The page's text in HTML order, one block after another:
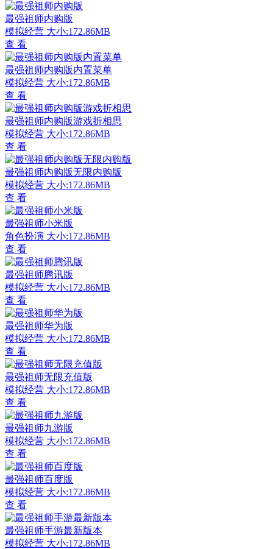
最强祖师内购版
模拟经营 大小:172.86MB
查 看
最强祖师内购版内置菜单
模拟经营 大小:172.86MB
查 看
最强祖师内购版游戏折相思
模拟经营 大小:172.86MB
查 看
最强祖师内购版无限内购版
模拟经营 大小:172.86MB
查 看
最强祖师小米版
角色扮演 大小:172.86MB
查 看
最强祖师腾讯版
模拟经营 大小:172.86MB
查 看
最强祖师华为版
模拟经营 大小:172.86MB
查 看
最强祖师无限充值版
模拟经营 大小:172.86MB
查 看
最强祖师九游版
模拟经营 大小:172.86MB
查 看
最强祖师百度版
模拟经营 大小:172.86MB
查 看
最强祖师手游最新版本
模拟经营 大小:172.86MB